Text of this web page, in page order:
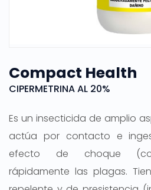
Compact Health
CIPERMETRINA AL 20%
Es un insecticida de amplio
actúa por contacto e
efecto de choque
rápidamente las plagas.